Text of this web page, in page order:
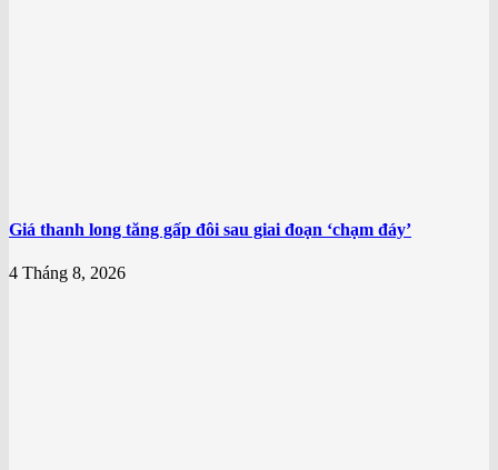
Giá thanh long tăng gấp đôi sau giai đoạn ‘chạm đáy’
4 Tháng 8, 2026